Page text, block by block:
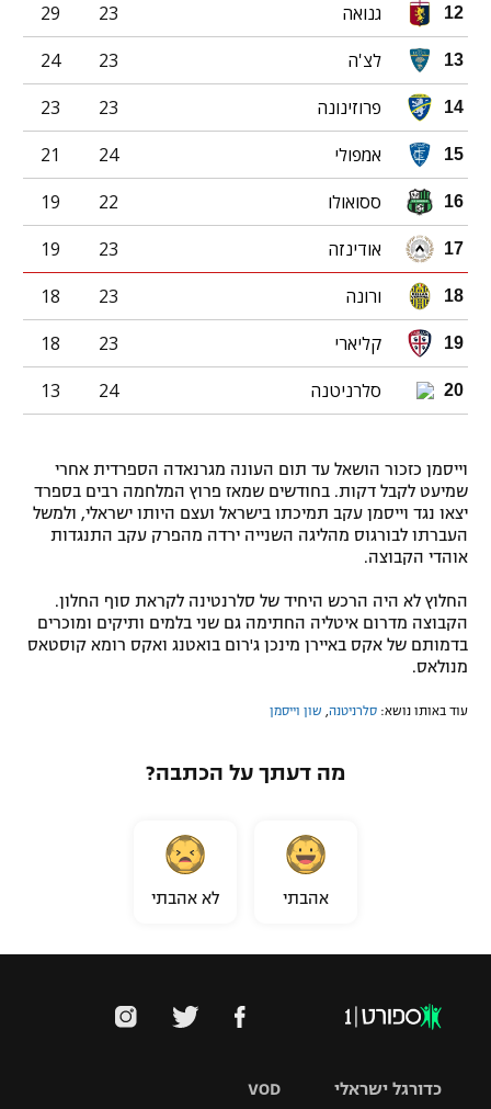
12 גנואה 23
29
13 לצ'ה 23
24
14 פרוזינונה 23
23
15 אמפולי 24
21
16 ססואולו 22
19
17 אודינזה 23
19
18 ורונה 23
18
19 קליארי 23
18
20 סלרניטנה 24
13
וייסמן כזכור הושאל עד תום העונה מגרנאדה הספרדית אחרי
שמיעט לקבל דקות. בחודשים שמאז פרוץ המלחמה רבים בספרד
יצאו נגד וייסמן עקב תמיכתו בישראל ועצם היותו ישראלי, ולמשל
העברתו לבורגוס מהליגה השנייה ירדה מהפרק עקב התנגדות
אוהדי הקבוצה.
החלוץ לא היה הרכש היחיד של סלרנטינה לקראת סוף החלון.
הקבוצה מדרום איטליה החתימה גם שני בלמים ותיקים ומוכרים
בדמותם של אקס באיירן מינכן ג'רום בואטנג ואקס רומא קוסטאס
מנולאס.
עוד באותו נושא: סלרניטנה, שון וייסמן
מה דעתך על הכתבה?
אהבתי לא אהבתי
VOD כדורגל ישראלי